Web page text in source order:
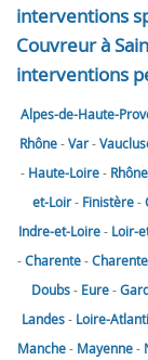
interventions
Couvreur à
interventions
Alpes-de-Haute-
Rhône-Var-
- Haute-Loire- Rhône
et-Loir- Finistère-
Indre-et-Loire- Loir-
-Charente-
Doubs- Eure-
Landes- Loire-
Manche- Mayenne-